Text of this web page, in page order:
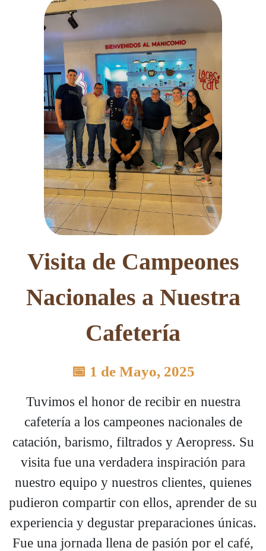
Visita de Campeones
Nacionales a Nuestra
Cafetería
📅 1 de Mayo, 2025
Tuvimos el honor de recibir en nuestra
cafetería a los campeones nacionales de
catación, barismo, filtrados y Aeropress. Su
visita fue una verdadera inspiración para
nuestro equipo y nuestros clientes, quienes
pudieron compartir con ellos, aprender de su
experiencia y degustar preparaciones únicas.
Fue una jornada llena de pasión por el café,